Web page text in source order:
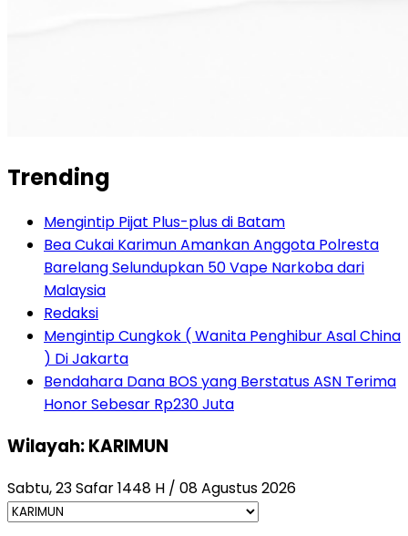
Trending
Mengintip Pijat Plus-plus di Batam
Bea Cukai Karimun Amankan Anggota Polresta
Barelang Selundupkan 50 Vape Narkoba dari
Malaysia
Redaksi
Mengintip Cungkok ( Wanita Penghibur Asal China
) Di Jakarta
Bendahara Dana BOS yang Berstatus ASN Terima
Honor Sebesar Rp230 Juta
Wilayah: KARIMUN
Sabtu, 23 Safar 1448 H / 08 Agustus 2026